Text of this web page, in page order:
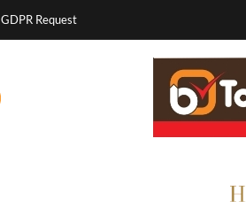
GDPR Request